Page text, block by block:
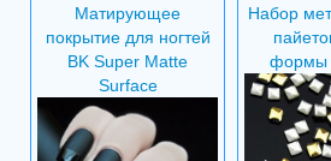
Матирующее
покрытие для ногтей
BK Super Matte
Surface
Набор
формы